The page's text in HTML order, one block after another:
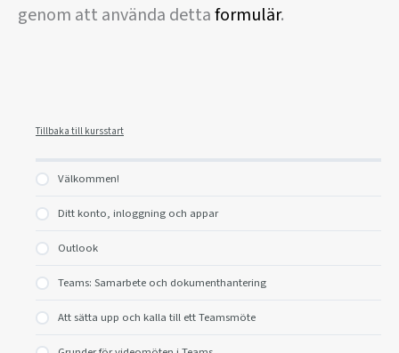
genom att använda dettaformulär.
Tillbaka till kursstart
Välkommen!
Ditt konto, inloggning och appar
Outlook
Teams: Samarbete och dokumenthantering
Att sätta upp och kalla till ett Teamsmöte